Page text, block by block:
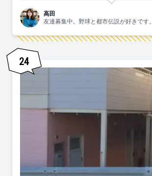
高田
友達募集中。野球と都市伝説が好きです。
24